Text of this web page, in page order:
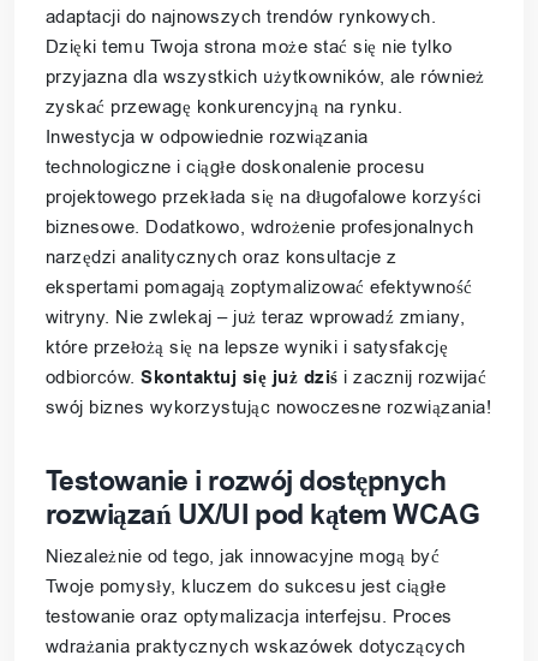
adaptacji do najnowszych trendów rynkowych.
Dzięki temu Twoja strona może stać się nie tylko
przyjazna dla wszystkich użytkowników, ale również
zyskać przewagę konkurencyjną na rynku.
Inwestycja w odpowiednie rozwiązania
technologiczne i ciągłe doskonalenie procesu
projektowego przekłada się na długofalowe korzyści
biznesowe. Dodatkowo, wdrożenie profesjonalnych
narzędzi analitycznych oraz konsultacje z
ekspertami pomagają zoptymalizować efektywność
witryny. Nie zwlekaj – już teraz wprowadź zmiany,
które przełożą się na lepsze wyniki i satysfakcję
odbiorców.Skontaktuj się już dziś i zacznij rozwijać
swój biznes wykorzystując nowoczesne rozwiązania!
Testowanie i rozwój dostępnych
rozwiązań UX/UI pod kątem WCAG
Niezależnie od tego, jak innowacyjne mogą być
Twoje pomysły, kluczem do sukcesu jest ciągłe
testowanie oraz optymalizacja interfejsu. Proces
wdrażania praktycznych wskazówek dotyczących